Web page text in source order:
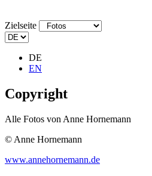
Zielseite
DE
EN
Copyright
Alle Fotos von Anne Hornemann
© Anne Hornemann
www.annehornemann.de